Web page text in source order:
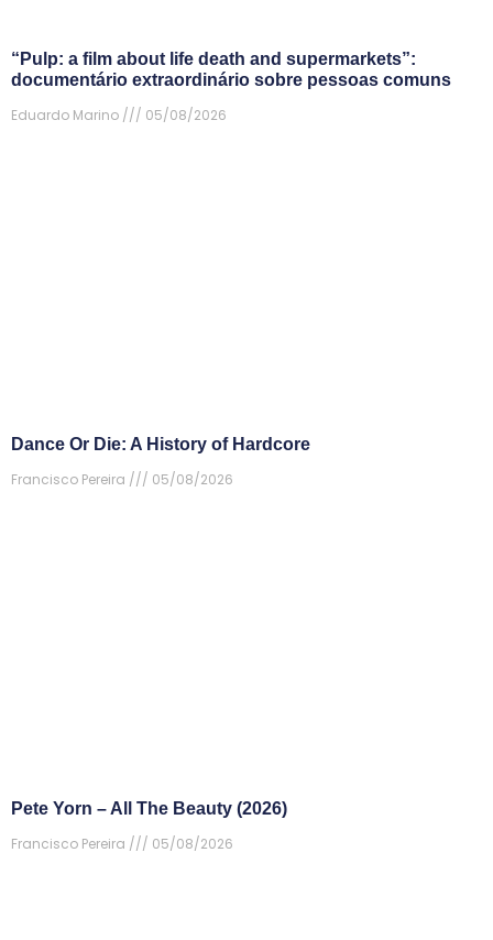
“Pulp: a film about life death and supermarkets”:
documentário extraordinário sobre pessoas comuns
Eduardo Marino
05/08/2026
Dance Or Die: A History of Hardcore
Francisco Pereira
05/08/2026
Pete Yorn – All The Beauty (2026)
Francisco Pereira
05/08/2026